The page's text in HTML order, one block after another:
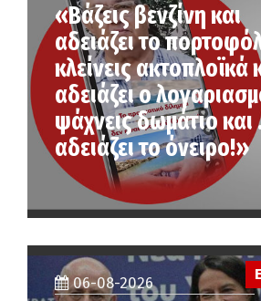
«Βάζεις βενζίνη και
αδειάζει το
κλείνεις ακτοπλοϊκά
αδειάζει ο
ψάχνεις δωμάτιο
αδειάζει το όνειρο!»
06-08-2026